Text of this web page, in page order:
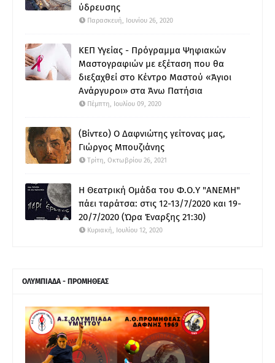
ύδρευσης
Παρασκευή, Ιουνίου 26, 2020
ΚΕΠ Υγείας - Πρόγραμμα Ψηφιακών
Μαστογραφιών με εξέταση που θα
διεξαχθεί στο Κέντρο Μαστού «Άγιοι
Ανάργυροι» στα Άνω Πατήσια
Πέμπτη, Ιουλίου 09, 2020
(Βίντεο) Ο Δαφνιώτης γείτονας μας,
Γιώργος Μπουζιάνης
Τρίτη, Οκτωβρίου 26, 2021
Η Θεατρική Ομάδα του Φ.Ο.Υ "ΑΝΕΜΗ"
πάει ταράτσα: στις 12-13/7/2020 και 19-
20/7/2020 (Ώρα Έναρξης 21:30)
Κυριακή, Ιουλίου 12, 2020
ΟΛΥΜΠΙΑΔΑ - ΠΡΟΜΗΘΕΑΣ